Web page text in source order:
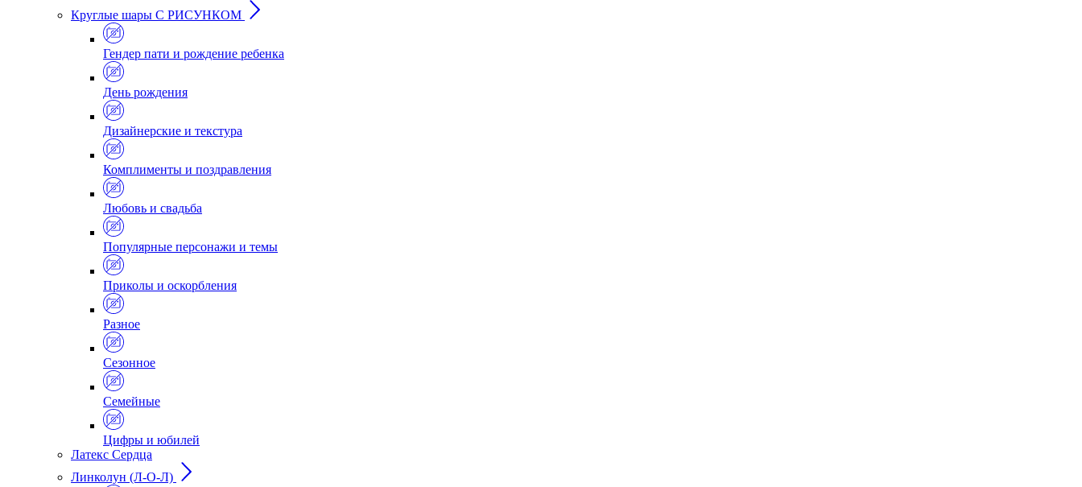
Круглые шары С РИСУНКОМ
Гендер пати и рождение ребенка
День рождения
Дизайнерские и текстура
Комплименты и поздравления
Любовь и свадьба
Популярные персонажи и темы
Приколы и оскорбления
Разное
Сезонное
Семейные
Цифры и юбилей
Латекс Сердца
Линколун (Л-О-Л)